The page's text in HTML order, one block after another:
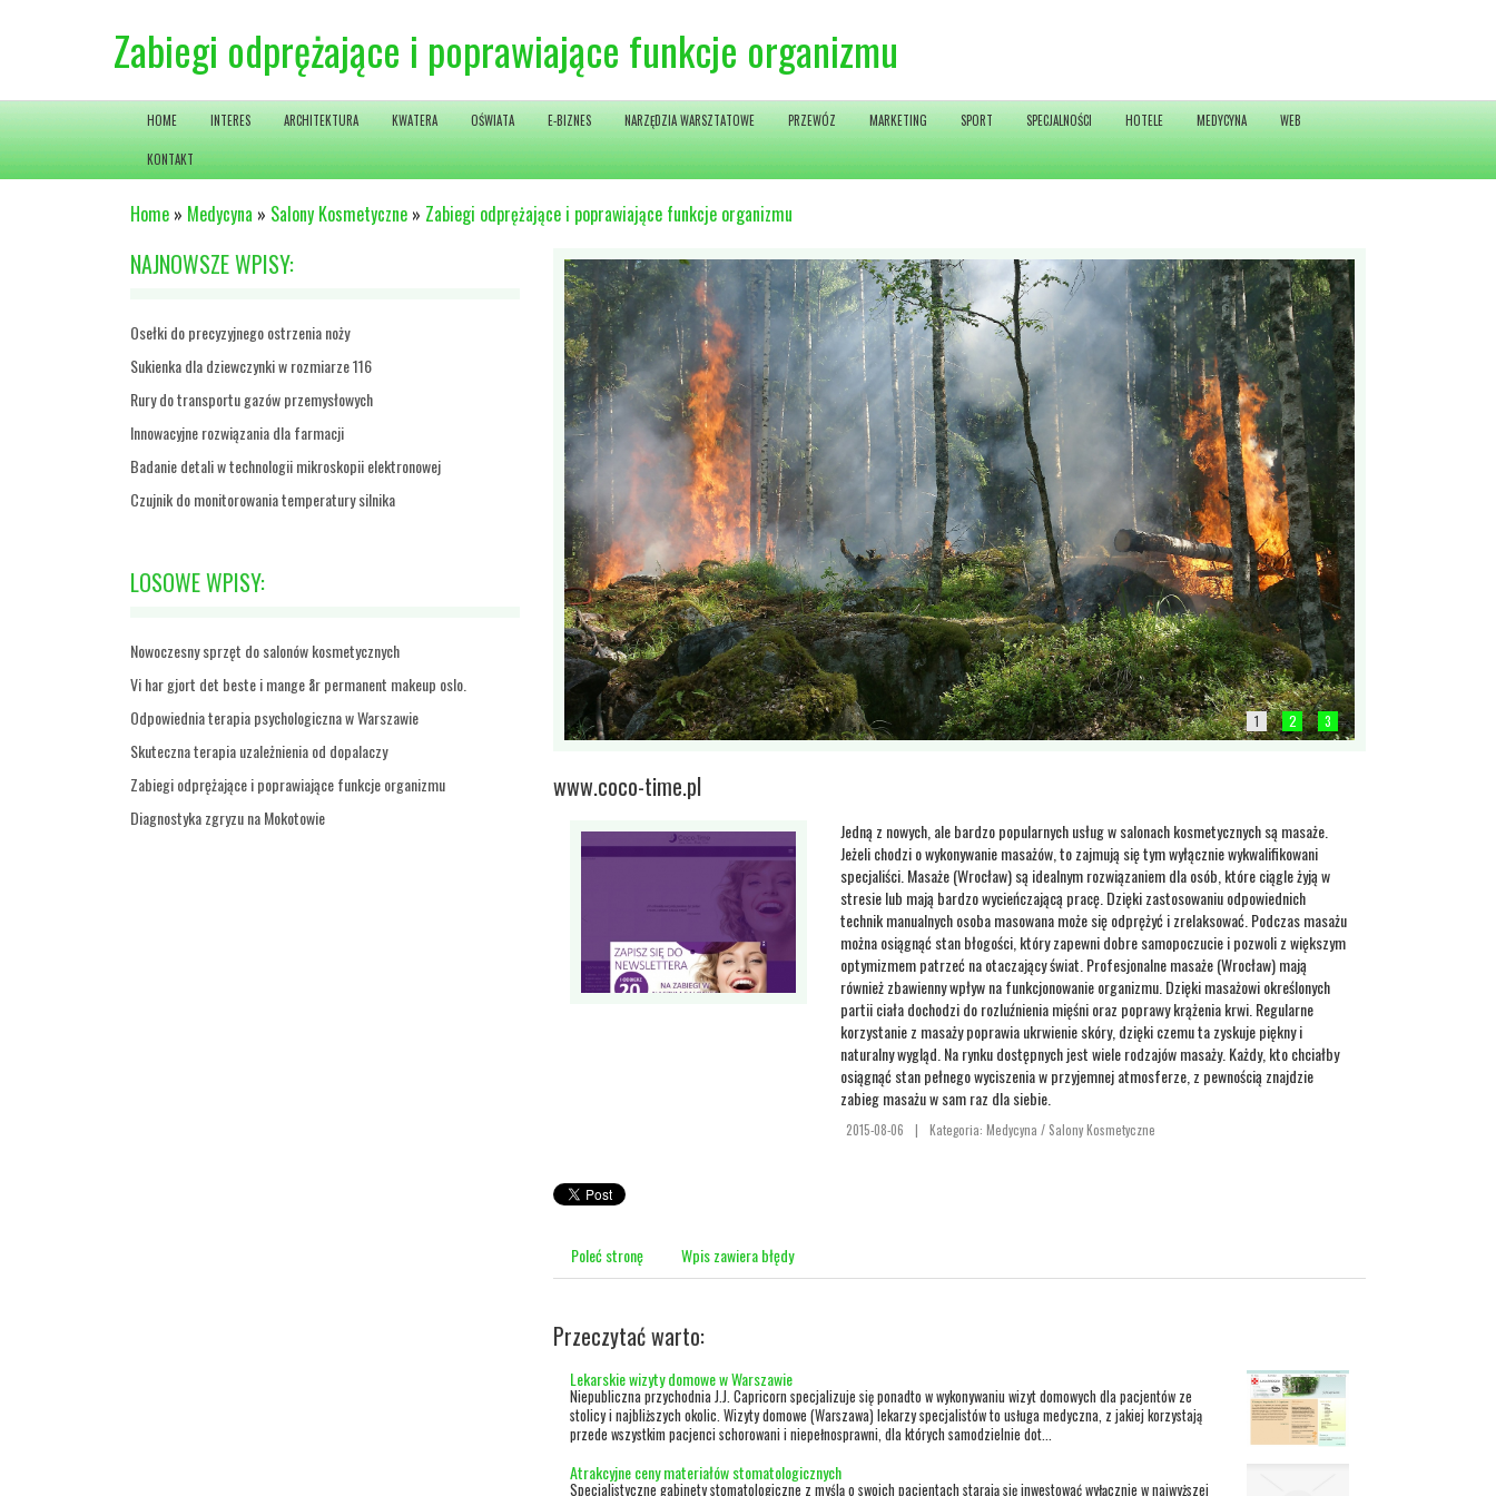
Zabiegi odprężające i poprawiające funkcje organizmu
HOME INTERES ARCHITEKTURA KWATERA OŚWIATA E-BIZNES NARZĘDZIA WARSZTATOWE PRZEWÓZ MARKETING SPORT SPECJALNOŚCI HOTELE MEDYCYNA WEB
KONTAKT
Home » Medycyna » Salony Kosmetyczne » Zabiegi odprężające i poprawiające funkcje organizmu
NAJNOWSZE WPISY:
Osełki do precyzyjnego ostrzenia noży
Sukienka dla dziewczynki w rozmiarze 116
Rury do transportu gazów przemysłowych
Innowacyjne rozwiązania dla farmacji
Badanie detali w technologii mikroskopii elektronowej
Czujnik do monitorowania temperatury silnika
LOSOWE WPISY:
Nowoczesny sprzęt do salonów kosmetycznych
Vi har gjort det beste i mange år permanent makeup oslo.
Odpowiednia terapia psychologiczna w Warszawie
Skuteczna terapia uzależnienia od dopalaczy
Zabiegi odprężające i poprawiające funkcje organizmu
Diagnostyka zgryzu na Mokotowie
1 2 3
www.coco-time.pl
Jedną z nowych, ale bardzo popularnych usług w salonach kosmetycznych są masaże.
Jeżeli chodzi o wykonywanie masażów, to zajmują się tym wyłącznie wykwalifikowani
specjaliści. Masaże (Wrocław) są idealnym rozwiązaniem dla osób, które ciągle żyją w
stresie lub mają bardzo wycieńczającą pracę. Dzięki zastosowaniu odpowiednich
technik manualnych osoba masowana może się odprężyć i zrelaksować. Podczas masażu
można osiągnąć stan błogości, który zapewni dobre samopoczucie i pozwoli z większym
optymizmem patrzeć na otaczający świat. Profesjonalne masaże (Wrocław) mają
również zbawienny wpływ na funkcjonowanie organizmu. Dzięki masażowi określonych
partii ciała dochodzi do rozluźnienia mięśni oraz poprawy krążenia krwi. Regularne
korzystanie z masaży poprawia ukrwienie skóry, dzięki czemu ta zyskuje piękny i
naturalny wygląd. Na rynku dostępnych jest wiele rodzajów masaży. Każdy, kto chciałby
osiągnąć stan pełnego wyciszenia w przyjemnej atmosferze, z pewnością znajdzie
zabieg masażu w sam raz dla siebie.
2015-08-06 | Kategoria: Medycyna / Salony Kosmetyczne
Poleć stronę Wpis zawiera błędy
Przeczytać warto:
Lekarskie wizyty domowe w Warszawie
Niepubliczna przychodnia J.J. Capricorn specjalizuje się ponadto w wykonywaniu wizyt domowych dla pacjentów ze
stolicy i najbliższych okolic. Wizyty domowe (Warszawa) lekarzy specjalistów to usługa medyczna, z jakiej korzystają
przede wszystkim pacjenci schorowani i niepełnosprawni, dla których samodzielnie dot...
Atrakcyjne ceny materiałów stomatologicznych
Specjalistyczne gabinety stomatologiczne z myślą o swoich pacjentach starają się inwestować wyłącznie w najwyższej